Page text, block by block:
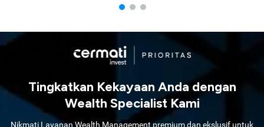
Tingkatkan Kekayaan Anda dengan
Wealth Specialist Kami
Nikmati Layanan Wealth Management premium dan ekslusif untuk